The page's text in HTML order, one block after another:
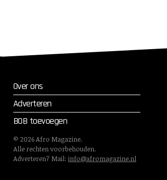
Over ons
Adverteren
BOB toevoegen
© 2026Afro Magazine.
Alle rechten voorbehouden.
Adverteren? Mail: info@afromagazine.nl